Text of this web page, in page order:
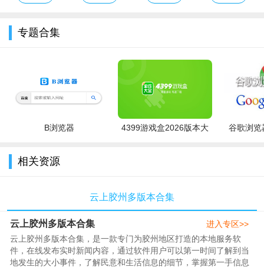
扬关爱之心，在保护动物方面发挥重要的作用。
3、很多有关于动物保护的活动，例如宠物领养周末、动物保
护志愿者招募、动物援救、流浪猫收容所领养日等。
专题合集
B浏览器
4399游戏盒2026版本大
谷歌浏览
相关资源
云上胶州多版本合集
云上胶州多版本合集
云上胶州多版本合集，是一款专门为胶州地区打造的本地服务软
件，在线发布实时新闻内容，通过软件用户可以第一时间了解到当
地发生的大小事件，了解民意和生活信息的细节，掌握第一手信息
进入专区>>